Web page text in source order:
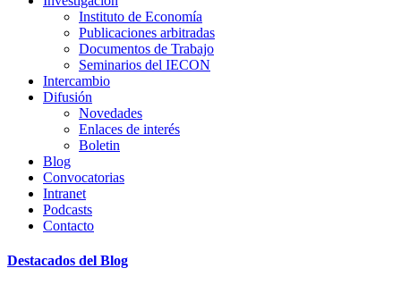
Instituto de Economía
Publicaciones arbitradas
Documentos de Trabajo
Seminarios del IECON
Intercambio
Difusión
Novedades
Enlaces de interés
Boletin
Blog
Convocatorias
Intranet
Podcasts
Contacto
Destacados del Blog